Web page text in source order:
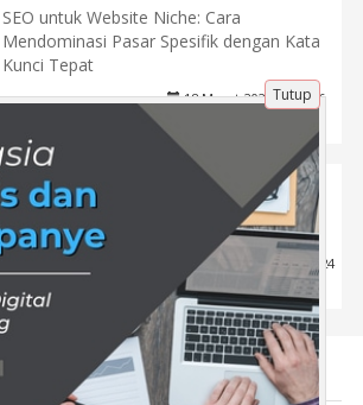
SEO untuk Website Niche: Cara
Mendominasi Pasar Spesifik dengan Kata
Kunci Tepat
Tips
18 Maret 2025 | 446
Pengalaman Seleksi CASN: Menjaga
Konsistensi Belajar Selama Berbulan-
Bulan
Pendidikan
16 Apr 2025 | 424
Tentang Kami
Tutup